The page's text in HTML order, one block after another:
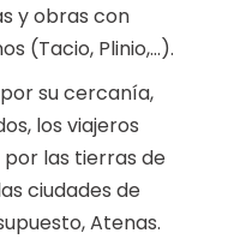
y obras con
(Tacio, Plinio,…).
su cercanía,
los viajeros
las tierras de
ciudades de
Atenas.